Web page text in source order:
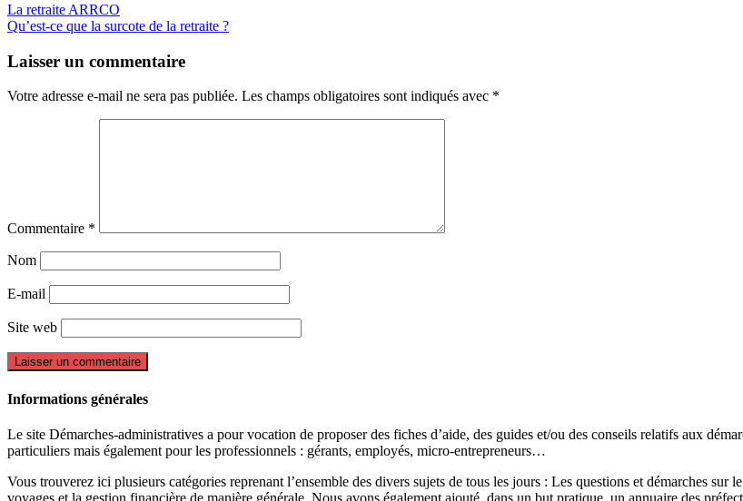
La retraite ARRCO
Qu’est-ce que la surcote de la retraite ?
Laisser un commentaire
Votre adresse e-mail ne sera pas publiée. Les champs obligatoires sont indiqués avec *
Commentaire *
Nom
E-mail
Site web
Informations générales
Le site Démarches-administratives a pour vocation de proposer des fiches d’aide, des guides et/ou des conseils relatifs aux
particuliers mais également pour les professionnels : gérants, employés, micro-entrepreneurs…
Vous trouverez ici plusieurs catégories reprenant l’ensemble des divers sujets de tous les jours : Les questions et démarches sur
voyages et la gestion financière de manière générale. Nous avons également ajouté, dans un but pratique, un annuaire des